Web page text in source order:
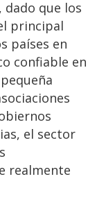
que los
principal
países en
confiable en
el sector
realmente